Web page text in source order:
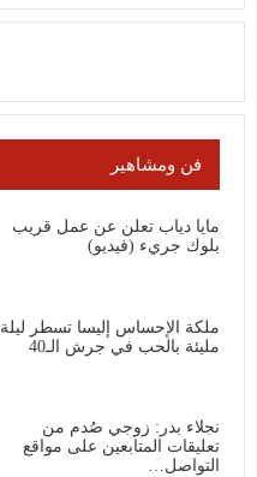
فن ومشاهير
مايا دياب تعلن عن عمل قريب
بلوك جريء (فيديو)
ملكة الإحساس إليسا تسطر ليلة
مليئة بالحب في جرش الـ40
نجلاء بدر: زوجي صُدم من
تعليقات المتابعين على مواقع
التواصل…